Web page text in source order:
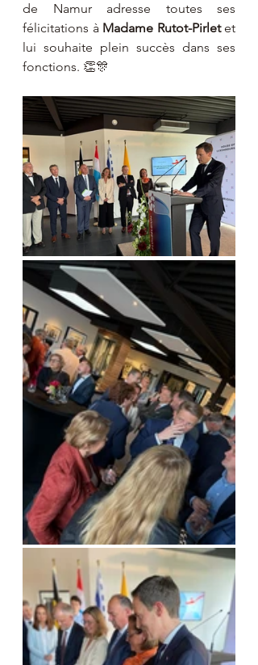
de Namur adresse toutes ses
félicitations à Madame Rutot-Pirlet et
lui souhaite plein succès dans ses
fonctions. 👏🎊